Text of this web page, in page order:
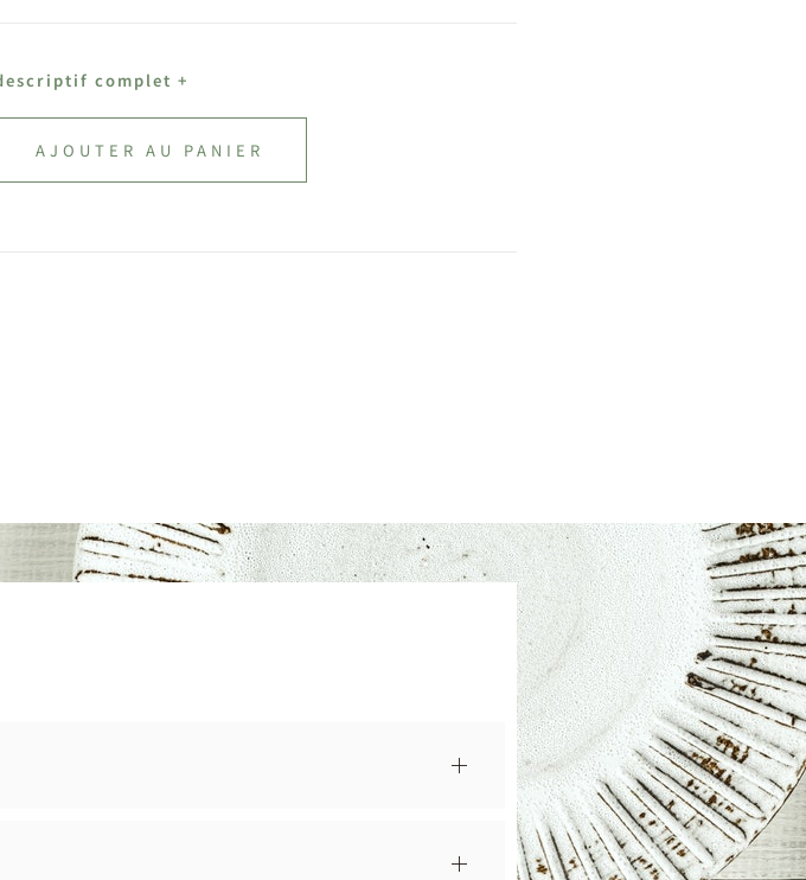
complet +
AJOUTER AU PANIER